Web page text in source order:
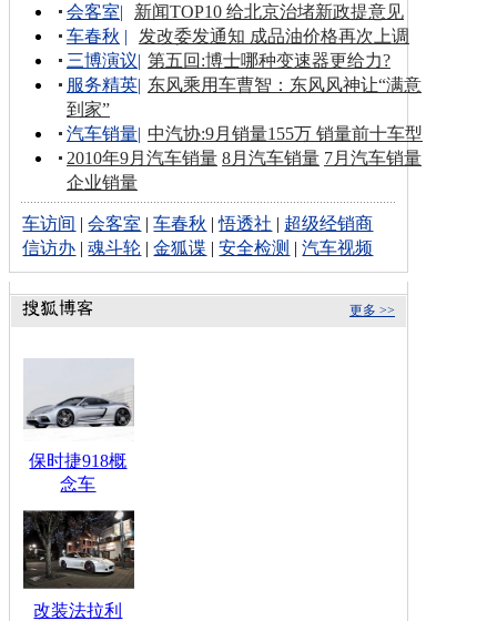
会客室|
新闻TOP10 给北京治堵新政提意见
车春秋 |
发改委发通知 成品油价格再次上调
三博演议| 第五回:博士哪种变速器更给力?
服务精英| 东风乘用车曹智：东风风神让“满意
到家”
汽车销量| 中汽协:9月销量155万 销量前十车型
2010年9月汽车销量 8月汽车销量 7月汽车销量
企业销量
车访间 |会客室 |车春秋 |悟透社 | 超级经销商
信访办 |魂斗轮 |金狐谍 |安全检测 |汽车视频
更多 >>
保时捷918概
念车
改装法拉利